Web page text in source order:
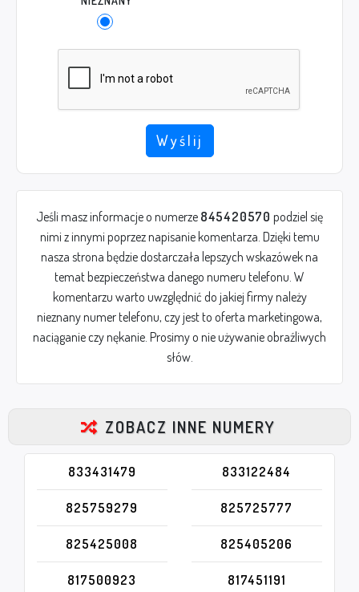
Wyślij
Jeśli masz informacje o numerze 845420570 podziel się
nimi z innymi poprzez napisanie komentarza. Dzięki temu
nasza strona będzie dostarczała lepszych wskazówek na
temat bezpieczeństwa danego numeru telefonu. W
komentarzu warto uwzględnić do jakiej firmy należy
nieznany numer telefonu, czy jest to oferta marketingowa,
naciąganie czy nękanie. Prosimy o nie używanie obraźliwych
słów.
ZOBACZ INNE NUMERY
833431479 833122484
825759279 825725777
825425008 825405206
817500923 817451191